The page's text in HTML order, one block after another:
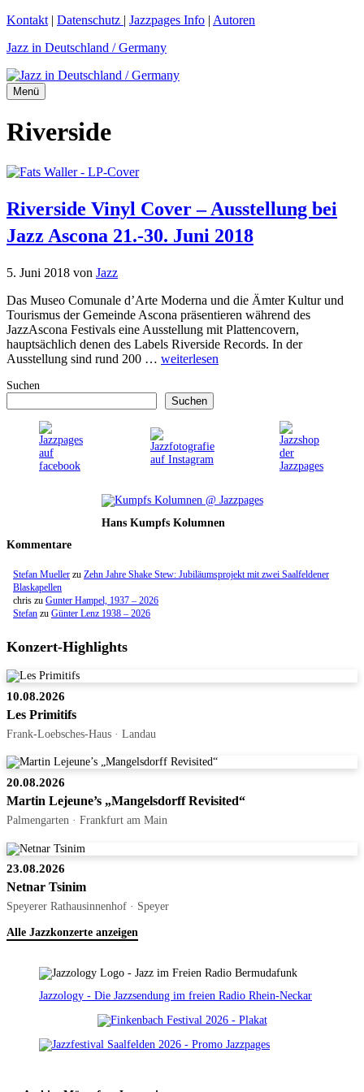
Zum
springen
Kontakt | Datenschutz | Jazzpages Info | Autoren
Jazz in Deutschland / Germany
Menü
Riverside
Riverside Vinyl Cover – Ausstellung bei
Jazz Ascona 21.-30. Juni 2018
5. Juni 2018 von Jazz
Das Museo Comunale d’Arte Moderna und die Ämter Kultur und
Tourismus der Gemeinde Ascona präsentieren während des
JazzAscona Festivals eine Ausstellung mit Plattencovern,
hauptsächlich denen des Labels Riverside Records. In der
Ausstellung sind rund 200 … weiterlesen
Suchen
Suchen
Hans Kumpfs Kolumnen
Kommentare
Stefan Mueller zu Zehn Jahre Shake Stew: Jubiläumsprojekt mit zwei Saalfeldener
Blaskapellen
chris zu Gunter Hampel, 1937 – 2026
Stefan zu Günter Lenz 1938 – 2026
Konzert-Highlights
10.08.2026
Les Primitifs
Frank-Loebsches-Haus · Landau
20.08.2026
Martin Lejeune’s „Mangelsdorff Revisited“
Palmengarten · Frankfurt am Main
23.08.2026
Netnar Tsinim
Speyerer Rathausinnenhof · Speyer
Alle Jazzkonzerte anzeigen
Jazzology - Die Jazzsendung im freien Radio Rhein-Neckar